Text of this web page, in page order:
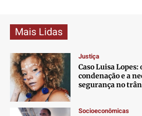
Mais Lidas
Justiça
Caso Luisa Lopes:
condenação e a
segurança no
Socioeconômicas